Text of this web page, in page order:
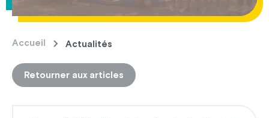
Accueil Actualités
Retourner aux articles